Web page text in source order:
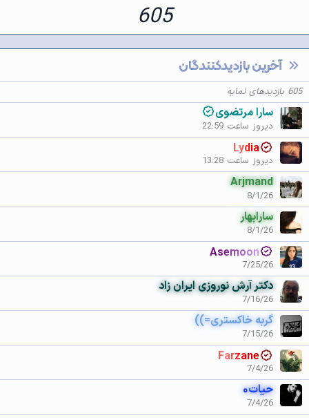
605
آخرین بازدیدکنندگان
605 بازدیدهای نمایه
سارا مرتضوی
دیروز ساعت 22:59
Lydia
دیروز ساعت 13:28
Arjmand
8/1/26
سارابهار
8/1/26
Asemoon
7/25/26
دکتر آرش نوروزی ایران زاد
7/16/26
گربه خاکستری=))
7/15/26
Farzane
7/4/26
حیات۰
7/4/26